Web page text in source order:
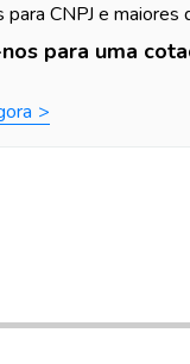
para CNPJ e maiores
para uma